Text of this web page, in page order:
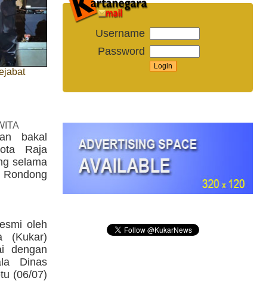
bakal
Raja
selama
oleh
(Kukar)
dengan
Dinas
(06/07)
Username
Password